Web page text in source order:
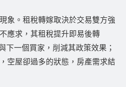
象。租稅轉嫁取決於交易雙方強
應求，其租稅提升即易後轉
下一個買家，削減其政策效果；
空屋卻過多的狀態，房產需求結